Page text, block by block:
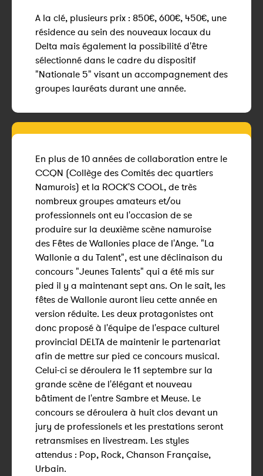
A la clé, plusieurs prix : 850€, 600€, 450€, une
résidence au sein des nouveaux locaux du
Delta mais également la possibilité d'être
sélectionné dans le cadre du dispositif
"Nationale 5" visant un accompagnement des
groupes lauréats durant une année.
En plus de 10 années de collaboration entre le
CCQN (Collège des Comités dec quartiers
Namurois) et la ROCK'S COOL, de très
nombreux groupes amateurs et/ou
professionnels ont eu l'occasion de se
produire sur la deuxième scène namuroise
des Fêtes de Wallonies place de l'Ange. "La
Wallonie a du Talent", est une déclinaison du
concours "Jeunes Talents" qui a été mis sur
pied il y a maintenant sept ans. On le sait, les
fêtes de Wallonie auront lieu cette année en
version réduite. Les deux protagonistes ont
donc proposé à l'équipe de l'espace culturel
provincial DELTA de maintenir le partenariat
afin de mettre sur pied ce concours musical.
Celui-ci se déroulera le 11 septembre sur la
grande scène de l'élégant et nouveau
bâtiment de l'entre Sambre et Meuse. Le
concours se déroulera à huit clos devant un
jury de professionels et les prestations seront
retransmises en livestream. Les styles
attendus : Pop, Rock, Chanson Française,
Urbain.